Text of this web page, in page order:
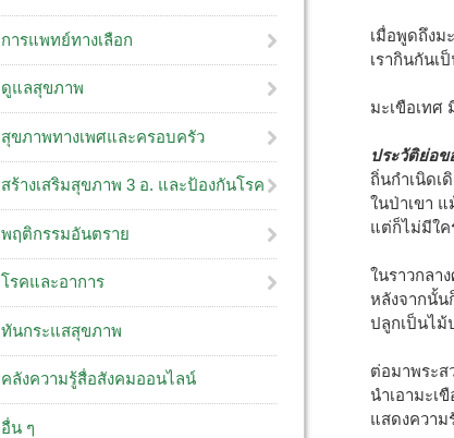
เมื่อพูดถึงม
เรากินกันเ
มะเขือเทศ
ประวัติย่อข
ถิ่นกำเนิดเ
ในป่าเขา
แต่ก็ไม่มีใค
ในราวกลา
หลังจากนั้น
ปลูกเป็นไม้
ต่อมาพระส
นำเอามะเ
แสดงความ
การแพทย์ทางเลือก
ดูแลสุขภาพ
สุขภาพทางเพศและครอบครัว
สร้างเสริมสุขภาพ 3 อ. ​และป้องกันโรค
พฤติกรรมอันตราย
โรคและอาการ
ทันกระแสสุขภาพ
คลังความรู้สื่อสังคมออนไลน์
อื่น ๆ